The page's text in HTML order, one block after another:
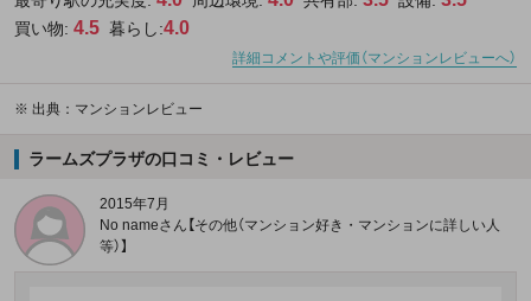
買い物: 4.5 暮らし:4.0
詳細コメントや評価（マンションレビューへ）
※ 出典：マンションレビュー
ラームズプラザの口コミ・レビュー
2015年7月
No nameさん【その他（マンション好き・マンションに詳しい人
等）】